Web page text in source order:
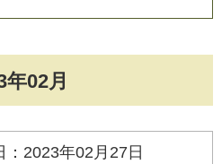
02月
：2023年02月27日